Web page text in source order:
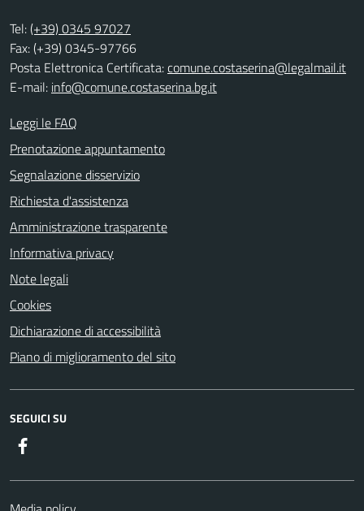
Tel:(+39) 0345 97027
Fax: (+39) 0345-97766
Posta Elettronica Certificata:comune.costaserina@legalmail.it
E-mail: info@comune.costaserina.bg.it
Leggi le FAQ
Prenotazione appuntamento
Segnalazione disservizio
Richiesta d'assistenza
Amministrazione trasparente
Informativa privacy
Note legali
Cookies
Dichiarazione di accessibilità
Piano di miglioramento del sito
SEGUICI SU